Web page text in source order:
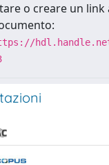
o creare un link